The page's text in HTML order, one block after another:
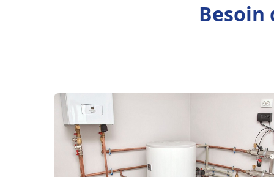
Besoin